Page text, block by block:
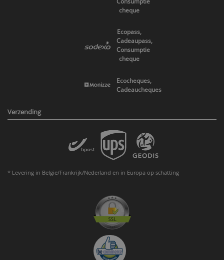
cheque
Ecopass,
Cadeaupass,
Consumptie
cheque
Ecocheques,
Cadeaucheques
Verzending
* Levering in Belgie/Frankrijk/Nederland en in Europa op schatting